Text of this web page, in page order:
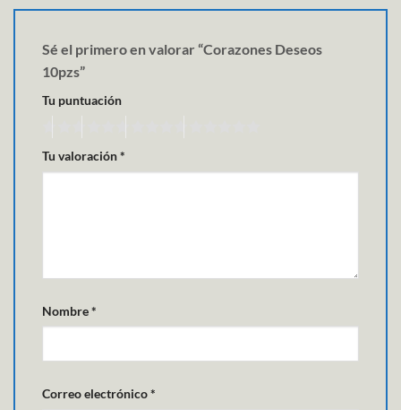
Sé el primero en valorar “Corazones Deseos
10pzs”
Tu puntuación
Tu valoración*
Nombre*
Correo electrónico*